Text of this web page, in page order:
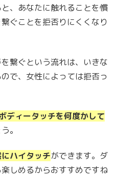
、あなたに触れることを慣
ぐことを拒否りにくくなり
繋ぐという流れは、いきな
で、女性によっては拒否っ
ディータッチを何度かして
。
ハイタッチができます。ダ
しめるからおすすめですね